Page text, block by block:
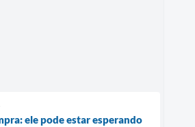
ele pode estar esperando